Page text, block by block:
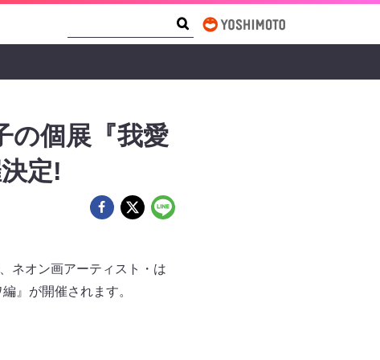
の個展『我愛
定!
ネオン画アーティスト・は
』が開催されます。